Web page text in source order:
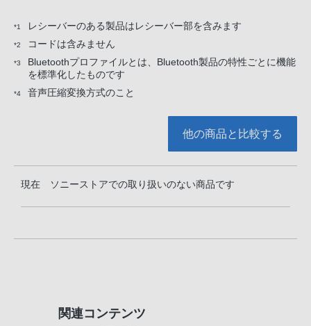
*1 レシーバーのある製品はレシーバー部を含みます
*2 コードは含みません
*3
Bluetoothプロファイルとは、Bluetooth製品の特性ごとに機能
を標準化したものです
*4 音声圧縮変換方式のこと
他の商品と比較する
現在 ソニーストアでの取り扱いのない商品です
関連コンテンツ